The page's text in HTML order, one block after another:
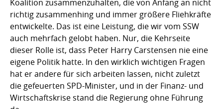
Koalition zusammenzuhalten, die von Anfang an nicht
richtig zusammenhing und immer größere Fliehkräfte
entwickelte. Das ist eine Leistung, die wir vom SSW
auch mehrfach gelobt haben. Nur, die Kehrseite
dieser Rolle ist, dass Peter Harry Carstensen nie eine
eigene Politik hatte. In den wirklich wichtigen Fragen
hat er andere für sich arbeiten lassen, nicht zuletzt
die gefeuerten SPD-Minister, und in der Finanz- und
Wirtschaftskrise stand die Regierung ohne Führung